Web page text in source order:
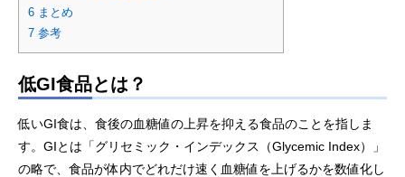
6 まとめ
7 参考
低GI食品とは？
低いGI食は、食後の血糖値の上昇を抑える食品のことを指しま
す。GIとは「グリセミック・インデックス（Glycemic Index）」
の略で、食品が体内でどれだけ速く血糖値を上げるかを数値化し